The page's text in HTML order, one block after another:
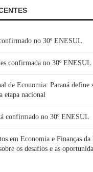
no 30º ENESUL
confirmada no 30º ENESUL
de Economia: Paraná define
etapa nacional
confirmado no 30º ENESUL
em Economia e Finanças da
os desafios e as